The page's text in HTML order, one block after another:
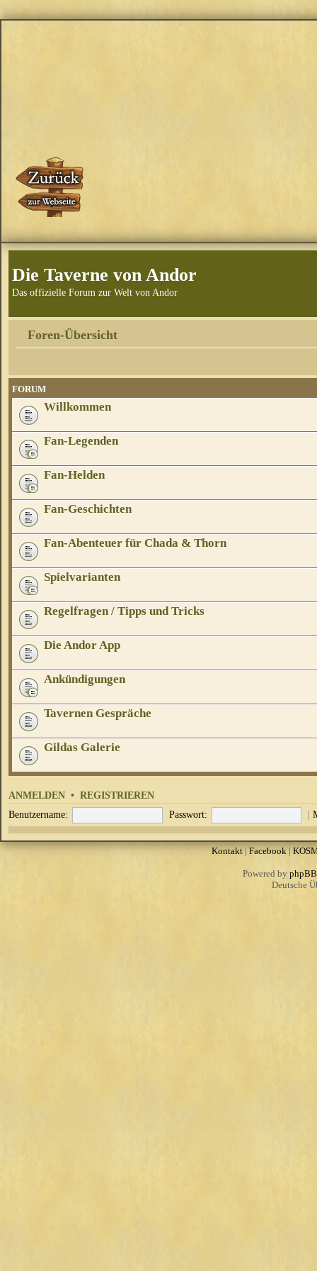
Die Taverne von Andor
Das offizielle Forum zur Welt von Andor
Foren-Übersicht
FORUM
Willkommen
Fan-Legenden
Fan-Helden
Fan-Geschichten
Fan-Abenteuer für Chada & Thorn
Spielvarianten
Regelfragen / Tipps und Tricks
Die Andor App
Ankündigungen
Tavernen Gespräche
Gildas Galerie
ANMELDEN • REGISTRIEREN
Benutzername: Passwort: |
Kontakt| Facebook|
Powered by phpBB
Deutsche